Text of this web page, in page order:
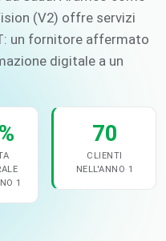
(V2) offre servizi
un fornitore affermato
digitale a un
1
70
CLIENTI
NELL'ANNO 1